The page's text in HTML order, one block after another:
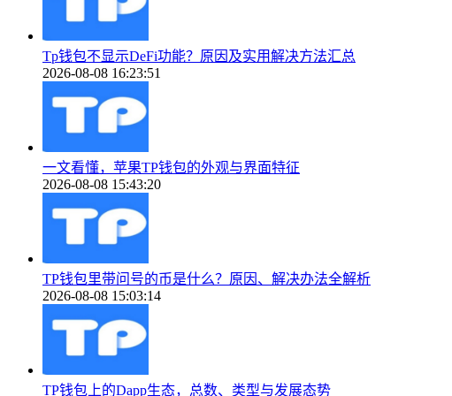
Tp钱包不显示DeFi功能？原因及实用解决方法汇总
2026-08-08 16:23:51
一文看懂，苹果TP钱包的外观与界面特征
2026-08-08 15:43:20
TP钱包里带问号的币是什么？原因、解决办法全解析
2026-08-08 15:03:14
TP钱包上的Dapp生态，总数、类型与发展态势